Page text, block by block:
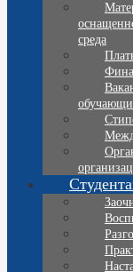
среда